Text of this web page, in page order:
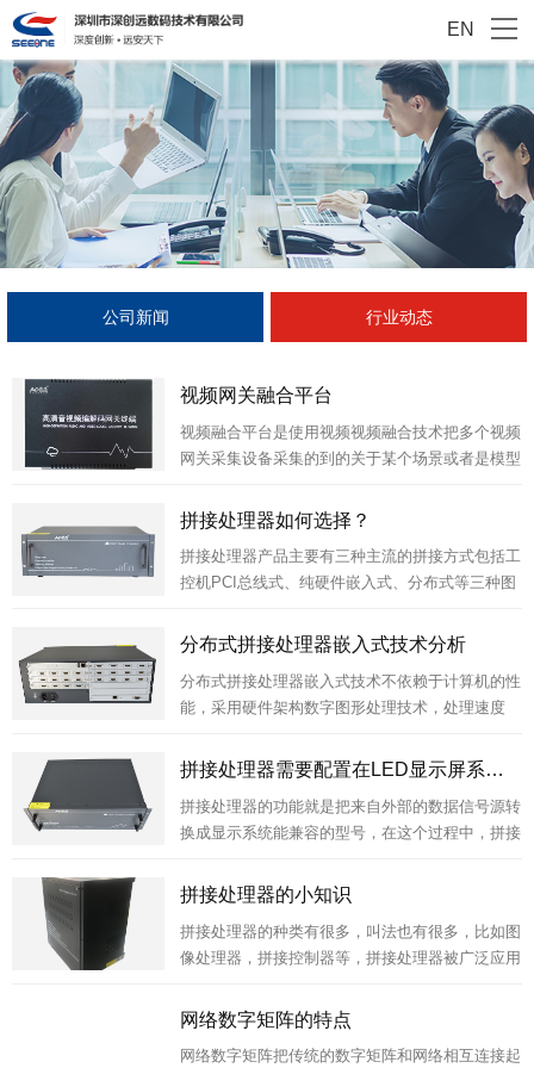
EN
公司新闻 行业动态
视频网关融合平台
视频融合平台是使用视频视频融合技术把多个视频
网关采集设备采集的到的关于某个场景或者是模型
场景或模型的一种平台。
拼接处理器如何选择？
拼接处理器产品主要有三种主流的拼接方式包括工
控机PCI总线式、纯硬件嵌入式、分布式等三种图
分布式拼接处理器嵌入式技术分析
分布式拼接处理器嵌入式技术不依赖于计算机的性
能，采用硬件架构数字图形处理技术，处理速度
象，兼容性好。
拼接处理器需要配置在LED显示屏系统中吗？
拼接处理器的功能就是把来自外部的数据信号源转
换成显示系统能兼容的型号，在这个过程中，拼接
理技术的标准。
拼接处理器的小知识
拼接处理器的种类有很多，叫法也有很多，比如图
像处理器，拼接控制器等，拼接处理器被广泛应用
网络数字矩阵的特点
网络数字矩阵把传统的数字矩阵和网络相互连接起